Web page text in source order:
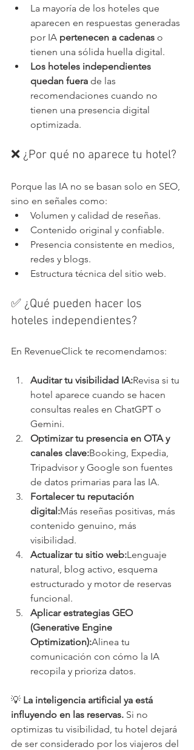
La mayoría de los hoteles que
aparecen en respuestas generadas
por IA pertenecen a cadenas o
tienen una sólida huella digital.
Los hoteles independientes
quedan fuera de las
recomendaciones cuando no
tienen una presencia digital
optimizada.
❌ ¿Por qué no aparece tu hotel?
Porque las IA no se basan solo en SEO,
sino en señales como:
Volumen y calidad de reseñas.
Contenido original y confiable.
Presencia consistente en medios,
redes y blogs.
Estructura técnica del sitio web.
✅ ¿Qué pueden hacer los
hoteles independientes?
En RevenueClick te recomendamos:
Auditar tu visibilidad IA:Revisa si tu
hotel aparece cuando se hacen
consultas reales en ChatGPT o
Gemini.
Optimizar tu presencia en OTA y
canales clave:Booking, Expedia,
Tripadvisor y Google son fuentes
de datos primarias para las IA.
Fortalecer tu reputación
digital:Más reseñas positivas, más
contenido genuino, más
visibilidad.
Actualizar tu sitio web:Lenguaje
natural, blog activo, esquema
estructurado y motor de reservas
funcional.
Aplicar estrategias GEO
(Generative Engine
Optimization):Alinea tu
comunicación con cómo la IA
recopila y prioriza datos.
💡 La inteligencia artificial ya está
influyendo en las reservas. Si no
optimizas tu visibilidad, tu hotel dejará
de ser considerado por los viajeros del